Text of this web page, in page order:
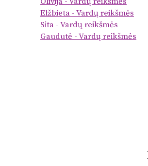
Elžbieta - Vardų reikšmės
Sita - Vardų reikšmės
Gaudutė - Vardų reikšmės